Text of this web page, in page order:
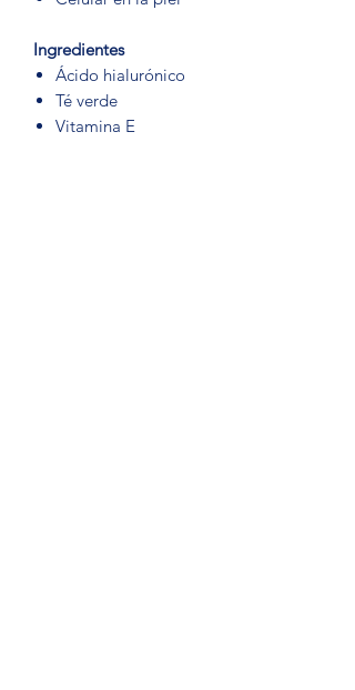
Ingredientes
Ácido hialurónico
Té verde
Vitamina E